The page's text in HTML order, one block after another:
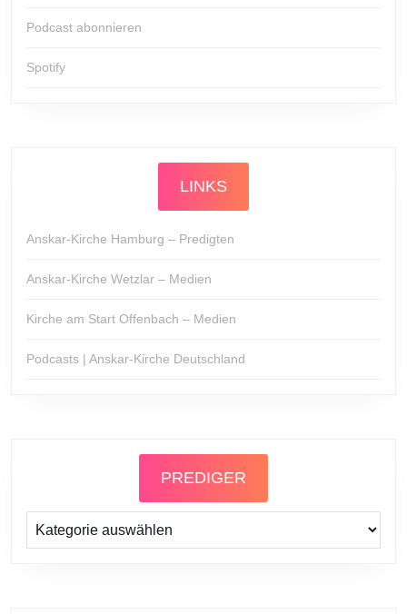
Podcast abonnieren
Spotify
LINKS
Anskar-Kirche Hamburg – Predigten
Anskar-Kirche Wetzlar – Medien
Kirche am Start Offenbach – Medien
Podcasts | Anskar-Kirche Deutschland
PREDIGER
Prediger